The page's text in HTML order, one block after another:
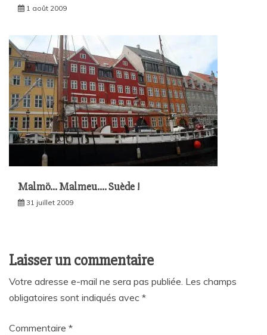
1 août 2009
Malmö… Malmeu…. Suède !
31 juillet 2009
Laisser un commentaire
Votre adresse e-mail ne sera pas publiée. Les champs
obligatoires sont indiqués avec *
Commentaire *